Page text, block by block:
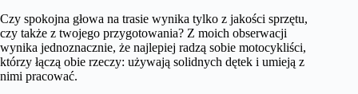
Czy spokojna głowa na trasie wynika tylko z jakości sprzętu,
czy także z twojego przygotowania? Z moich obserwacji
wynika jednoznacznie, że najlepiej radzą sobie motocykliści,
którzy łączą obie rzeczy: używają solidnych dętek i umieją z
nimi pracować.